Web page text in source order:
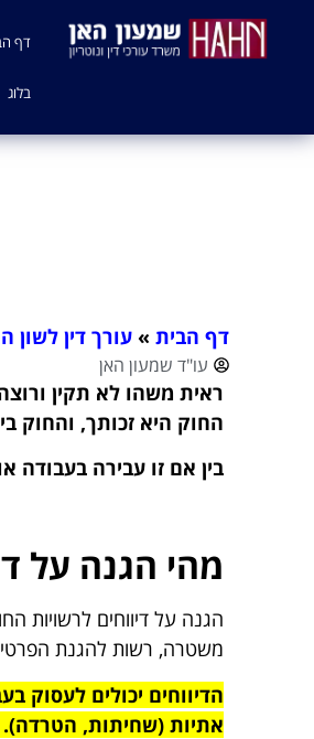
דף
בלוג
דף הבית »עורך דין לשון
עו"ד שמעון האן
ראית משהו לא תקין
החוק היא זכותך, והחוק
בין אם זו עבירה
מהי הגנה על
הגנה על דיווחים לרשויות
משטרה, רשות להגנת
הדיווחים יכולים לעסוק
אתיות (שחיתות, הטרדה).